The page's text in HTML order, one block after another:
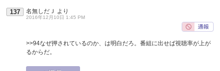
137 名無しだＪ より
2016年12月10日 1:45 PM
>>94なぜ押されているのか、は明白だろ。番組に出せば視聴率が上が
るからだ。